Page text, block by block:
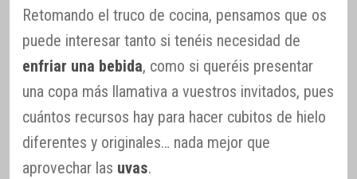
Retomando el truco de cocina, pensamos que os
puede interesar tanto si tenéis necesidad de
enfriar una bebida, como si queréis presentar
una copa más llamativa a vuestros invitados, pues
cuántos recursos hay para hacer cubitos de hielo
diferentes y originales… nada mejor que
aprovechar las uvas.